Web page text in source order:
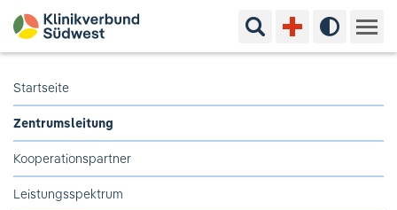
Suchbegriff eingeben
Hoher
Ihr Aufenthalt
Startseite
Zentrumsleitung
Kooperationspartner
Leistungsspektrum